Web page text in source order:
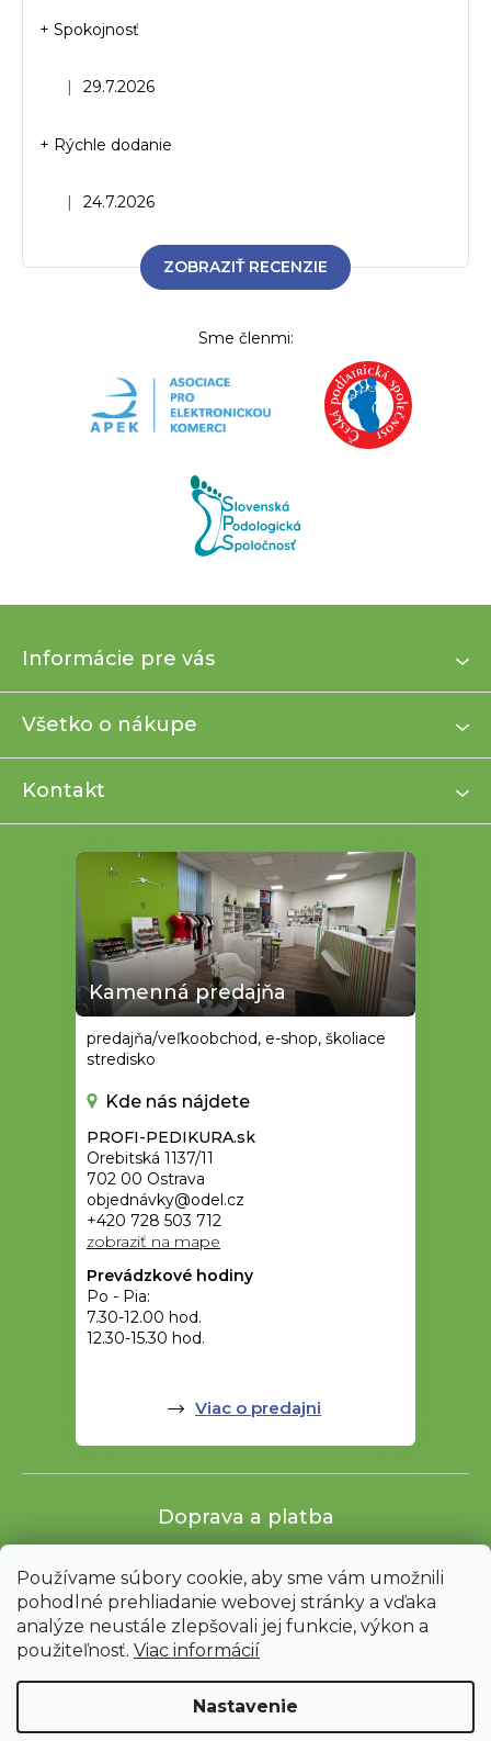
Používame súbory cookie, aby sme vám umožnili
pohodlné prehliadanie webovej stránky a vďaka
analýze neustále zlepšovali jej funkcie, výkon a
použiteľnosť. Viac informácií
Nastavenie
Hodnotenie obchodu je 5 z 5 hviezdičiek.
| 29.7.2026
+ Spokojnosť
Hodnotenie obchodu je 5 z 5 hviezdičiek.
| 24.7.2026
+ Rýchle dodanie
ZOBRAZIŤ RECENZIE
Sme členmi:
p
t
Informácie pre vás
Všetko o nákupe
Kontakt
Kamenná predajňa
predajňa/veľkoobchod, e-shop, školiace
stredisko
Kde nás nájdete
PROFI-PEDIKURA.sk
Orebitská 1137/11
702 00 Ostrava
objednávky@odel.cz
+420 728 503 712
zobraziť na mape
Prevádzkové hodiny
Po - Pia:
7.30-12.00 hod.
12.30-15.30 hod.
Viac o predajni
Doprava a platba